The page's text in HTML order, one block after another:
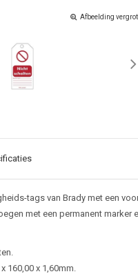
Afbeelding
tags van Brady met een
met een permanent marker
160,00 x 1,60mm.